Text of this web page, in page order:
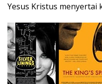
Yesus Kristus menyertai